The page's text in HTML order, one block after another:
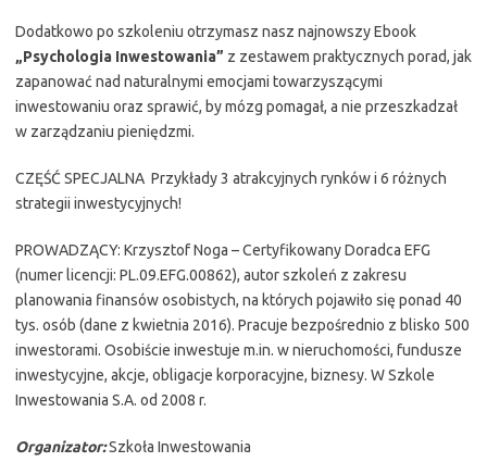
Dodatkowo po szkoleniu otrzymasz nasz najnowszy Ebook
„Psychologia Inwestowania” z zestawem praktycznych porad, jak
zapanować nad naturalnymi emocjami towarzyszącymi
inwestowaniu oraz sprawić, by mózg pomagał, a nie przeszkadzał
w zarządzaniu pieniędzmi.
CZĘŚĆ SPECJALNA Przykłady 3 atrakcyjnych rynków i 6 różnych
strategii inwestycyjnych!
PROWADZĄCY: Krzysztof Noga – Certyfikowany Doradca EFG
(numer licencji: PL.09.EFG.00862), autor szkoleń z zakresu
planowania finansów osobistych, na których pojawiło się ponad 40
tys. osób (dane z kwietnia 2016). Pracuje bezpośrednio z blisko 500
inwestorami. Osobiście inwestuje m.in. w nieruchomości, fundusze
inwestycyjne, akcje, obligacje korporacyjne, biznesy. W Szkole
Inwestowania S.A. od 2008 r.
Organizator:Szkoła Inwestowania